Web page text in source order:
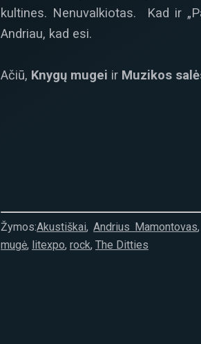
kultines. Nenuvalkiotas. Kad ir
Andriau, kad esi.
Ačiū, Knygų mugei ir Muzikos
Žymos:Akustiškai,Andrius Mamontovas,
mugė, litexpo, rock, The Ditties